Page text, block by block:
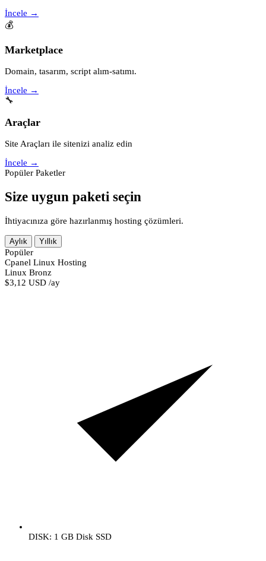
İncele →
💰
Marketplace
Domain, tasarım, script alım-satımı.
İncele →
🔧
Araçlar
Site Araçları ile sitenizi analiz edin
İncele →
Popüler Paketler
Size uygun paketi seçin
İhtiyacınıza göre hazırlanmış hosting çözümleri.
Aylık Yıllık
Popüler
Cpanel Linux Hosting
Linux Bronz
$3,12 USD /ay
DISK: 1 GB Disk SSD